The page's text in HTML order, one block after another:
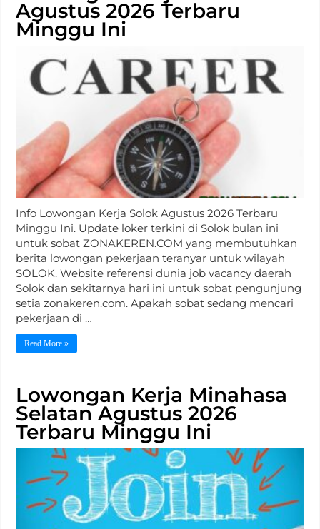
Agustus 2026 Terbaru
Minggu Ini
Info Lowongan Kerja Solok Agustus 2026 Terbaru
Minggu Ini. Update loker terkini di Solok bulan ini
untuk sobat ZONAKEREN.COM yang membutuhkan
berita lowongan pekerjaan teranyar untuk wilayah
SOLOK. Website referensi dunia job vacancy daerah
Solok dan sekitarnya hari ini untuk sobat pengunjung
setia zonakeren.com. Apakah sobat sedang mencari
pekerjaan di …
Read More »
Lowongan Kerja Minahasa
Selatan Agustus 2026
Terbaru Minggu Ini